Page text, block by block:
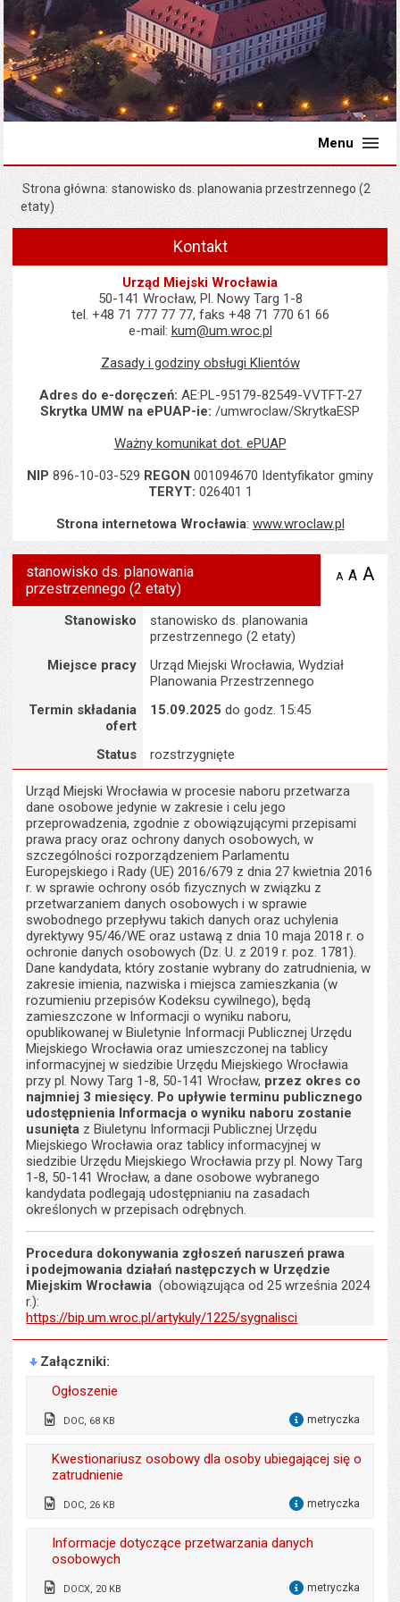
Menu
Strona główna stanowisko ds. planowania przestrzennego (2
etaty)
Kontakt
Urząd Miejski Wrocławia
50-141 Wrocław, Pl. Nowy Targ 1-8
tel. +48 71 777 77 77, faks +48 71 770 61 66
e-mail: kum@um.wroc.pl
Zasady i godziny obsługi Klientów
Adres do e-doręczeń: AE:PL-95179-82549-VVTFT-27
Skrytka UMW na ePUAP-ie: /umwroclaw/SkrytkaESP
Ważny komunikat dot. ePUAP
NIP 896-10-03-529 REGON 001094670 Identyfikator gminy
TERYT: 026401 1
Strona internetowa Wrocławia: www.wroclaw.pl
stanowisko ds. planowania
przestrzennego (2 etaty)
A zmniejsz
A A
SzczegółyStanowisko
stanowisko ds. planowania
przestrzennego (2 etaty)
Miejsce pracy
Urząd Miejski Wrocławia, Wydział
Planowania Przestrzennego
Termin składania
ofert
15.09.2025 do godz. 15:45
Status rozstrzygnięte
Urząd Miejski Wrocławia w procesie naboru przetwarza
dane osobowe jedynie w zakresie i celu jego
przeprowadzenia, zgodnie z obowiązującymi przepisami
prawa pracy oraz ochrony danych osobowych, w
szczególności rozporządzeniem Parlamentu
Europejskiego i Rady (UE) 2016/679 z dnia 27 kwietnia 2016
r. w sprawie ochrony osób fizycznych w związku z
przetwarzaniem danych osobowych i w sprawie
swobodnego przepływu takich danych oraz uchylenia
dyrektywy 95/46/WE oraz ustawą z dnia 10 maja 2018 r. o
ochronie danych osobowych (Dz. U. z 2019 r. poz. 1781).
Dane kandydata, który zostanie wybrany do zatrudnienia, w
zakresie imienia, nazwiska i miejsca zamieszkania (w
rozumieniu przepisów Kodeksu cywilnego), będą
zamieszczone w Informacji o wyniku naboru,
opublikowanej w Biuletynie Informacji Publicznej Urzędu
Miejskiego Wrocławia oraz umieszczonej na tablicy
informacyjnej w siedzibie Urzędu Miejskiego Wrocławia
przy pl. Nowy Targ 1-8, 50-141 Wrocław, przez okres co
najmniej 3 miesięcy. Po upływie terminu publicznego
udostępnienia Informacja o wyniku naboru zostanie
usunięta z Biuletynu Informacji Publicznej Urzędu
Miejskiego Wrocławia oraz tablicy informacyjnej w
siedzibie Urzędu Miejskiego Wrocławia przy pl. Nowy Targ
1-8, 50-141 Wrocław, a dane osobowe wybranego
kandydata podlegają udostępnianiu na zasadach
określonych w przepisach odrębnych.
Procedura dokonywania zgłoszeń naruszeń prawa
i podejmowania działań następczych w Urzędzie
Miejskim Wrocławia(obowiązująca od 25 września 2024
r.):
https://bip.um.wroc.pl/artykuly/1225/sygnalisci
Załączniki
Ogłoszenie
DOC, 68 KB metryczka
Wytworzył:
Przemysław Matyja, Alicja
Bogusz
Data wytworzenia:
Data opublikowania:
04.09.2025 13:25
Liczba pobrań:
Kwestionariusz osobowy dla osoby ubiegającej się o
zatrudnienie
DOC, 26 KB metryczka
Wytworzył:
Alicja Bogusz
Data wytworzenia:
Opublikował w BIP:
Monika Florczak
Informacje dotyczące przetwarzania danych
osobowych
DOCX, 20 KB metryczka